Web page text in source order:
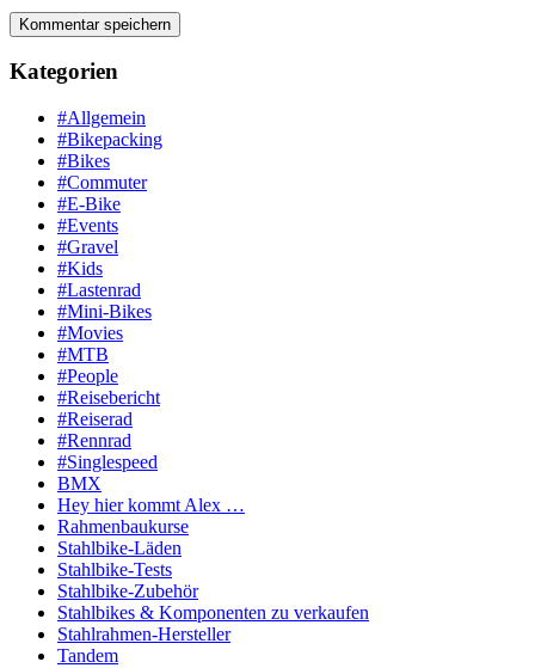
Kategorien
#Allgemein
#Bikepacking
#Bikes
#Commuter
#E-Bike
#Events
#Gravel
#Kids
#Lastenrad
#Mini-Bikes
#Movies
#MTB
#People
#Reisebericht
#Reiserad
#Rennrad
#Singlespeed
BMX
Hey hier kommt Alex …
Rahmenbaukurse
Stahlbike-Läden
Stahlbike-Tests
Stahlbike-Zubehör
Stahlbikes & Komponenten zu verkaufen
Stahlrahmen-Hersteller
Tandem